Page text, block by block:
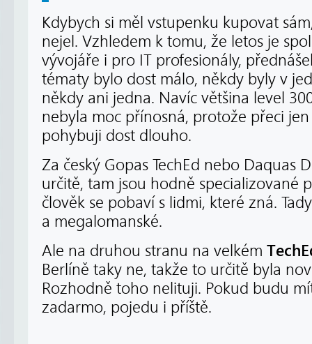
Kdybych si měl vstupenku kupovat
nejel. Vzhledem k tomu, že letos je
vývojáře i pro IT profesionály,
tématy bylo dost málo, někdy byly v
někdy ani jedna. Navíc většina level
nebyla moc přínosná, protože přeci jen
pohybuji dost dlouho.
Za český Gopas TechEd nebo Daquas
určitě, tam jsou hodně specializované
člověk se pobaví s lidmi, které zná.
a megalomanské.
Ale na druhou stranu na velkém
Berlíně taky ne, takže to určitě byla
Rozhodně toho nelituji. Pokud budu
zadarmo, pojedu i příště.